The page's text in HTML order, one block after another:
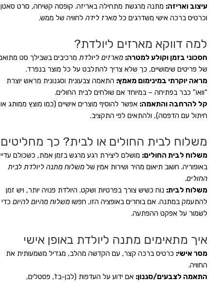
עיצוב ואריזה:מתנה מרגשת מתחילה באריזה. קופסה קשיחה, סרט סאטן
וכרטיס ברכה אישי משדרגים כלמארז לידהלחוויה של ממש.
למה דווקא מארזים ליולדת?
חסכוני בזמן וקולע למטרה: מארזים ליולדתמרכיבים בשבילך סט מתואם
של פריטים שימושיים, כך שלא צריך להתלבט על כל מוצר בנפרד.
מראה יוקרתי במינימום מאמץ:התאמה צבעונית וסגנונית מראש יוצרת
“וואו” כבר בפתיחה – במיוחד אם שולחים לבית החולים.
קל להרחבה והתאמה:אפשר להוסיף מוצרים אישיים (כמו מוצץ ממותג או
חיתול עם הדפסה), ולהתאים לפי התקציב.
משלוח לבית החולים או לבית? כך מחליטים
משלוח לבית החולים:מושלם ליצירת רגע מרגש בזמן אמת, כשכולם עדיין
באופוריה. חשוב תיאום מהיר ושירות אמין שלמשלוח מתנה ליולדת לבית
החולים.
משלוח לבית:נוח כשיש צורך בפרטיות ושקט. היולדת פנויה יותר, ויש זמן
להתעמק במתנה. אם בוחרים באופציה הזו, חפשומשלוח מהיום להיוםכדי
לשמור על אפקט ההפתעה.
איך מתאימים מתנה ליולדת באופן אישי
מסר אישי:כרטיס ברכה קצר, עם הקדשה מהלב, מגדיל משמעותית את
החוויה.
התאמה לצבעים/סגנון:אם ידוע על העדפות (לבן-בז’, פסטלים,